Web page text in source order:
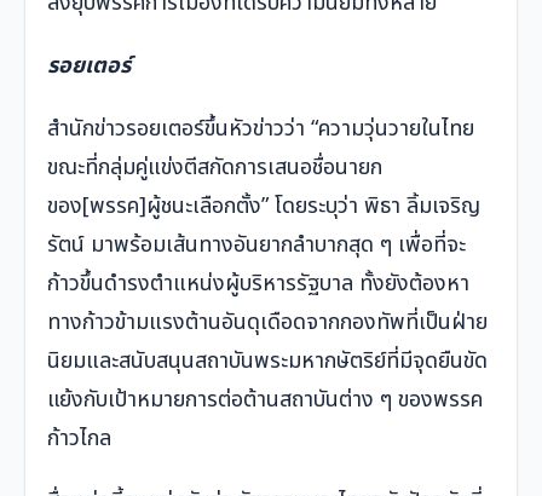
รอยเตอร์
สำนักข่าวรอยเตอร์ขึ้นหัวข่าวว่า “ความวุ่นวายในไทย
ขณะที่กลุ่มคู่แข่งตีสกัดการเสนอชื่อนายก
ของ[พรรค]ผู้ชนะเลือกตั้ง” โดยระบุว่า พิธา ลิ้มเจริญ
รัตน์ มาพร้อมเส้นทางอันยากลำบากสุด ๆ เพื่อที่จะ
ก้าวขึ้นดำรงตำแหน่งผู้บริหารรัฐบาล ทั้งยังต้องหา
ทางก้าวข้ามแรงต้านอันดุเดือดจากกองทัพที่เป็นฝ่าย
นิยมและสนับสนุนสถาบันพระมหากษัตริย์ที่มีจุดยืนขัด
แย้งกับเป้าหมายการต่อต้านสถาบันต่าง ๆ ของพรรค
ก้าวไกล